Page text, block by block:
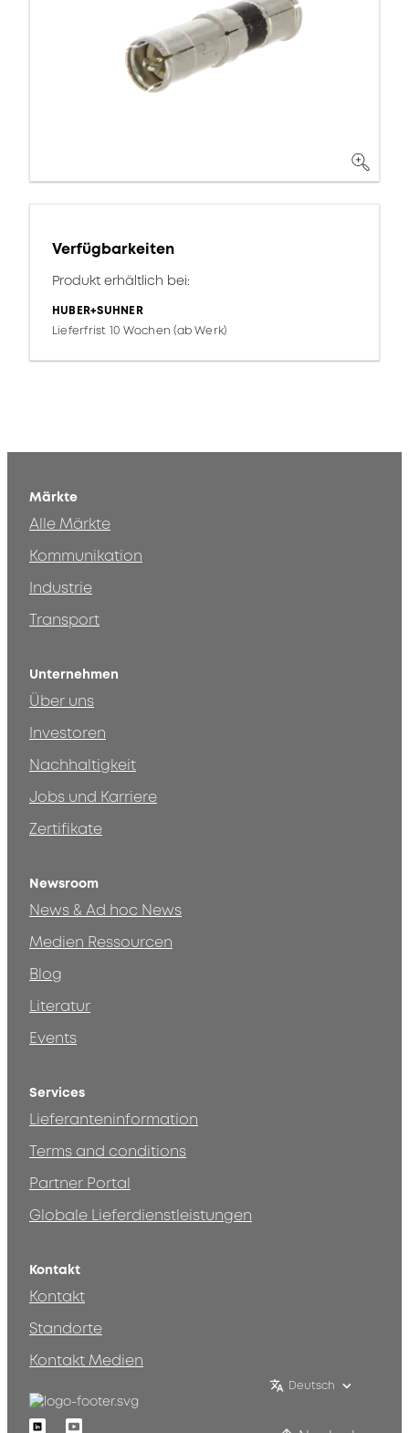
Verfügbarkeiten
Produkt erhältlich bei:
HUBER+SUHNER
Lieferfrist 10 Wochen (ab Werk)
Märkte
Alle Märkte
Kommunikation
Industrie
Transport
Unternehmen
Über uns
Investoren
Nachhaltigkeit
Jobs und Karriere
Zertifikate
Newsroom
News & Ad hoc News
Medien Ressourcen
Blog
Literatur
Events
Services
Lieferanteninformation
Terms and conditions
Partner Portal
Globale Lieferdienstleistungen
Kontakt
Kontakt
Standorte
Kontakt Medien
Deutsch
LinkedinYoutube